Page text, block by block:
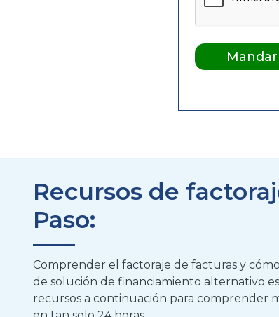
Recursos de
Paso:
Comprender el factoraje de facturas y
de solución de financiamiento alternativo
recursos a continuación para comprender